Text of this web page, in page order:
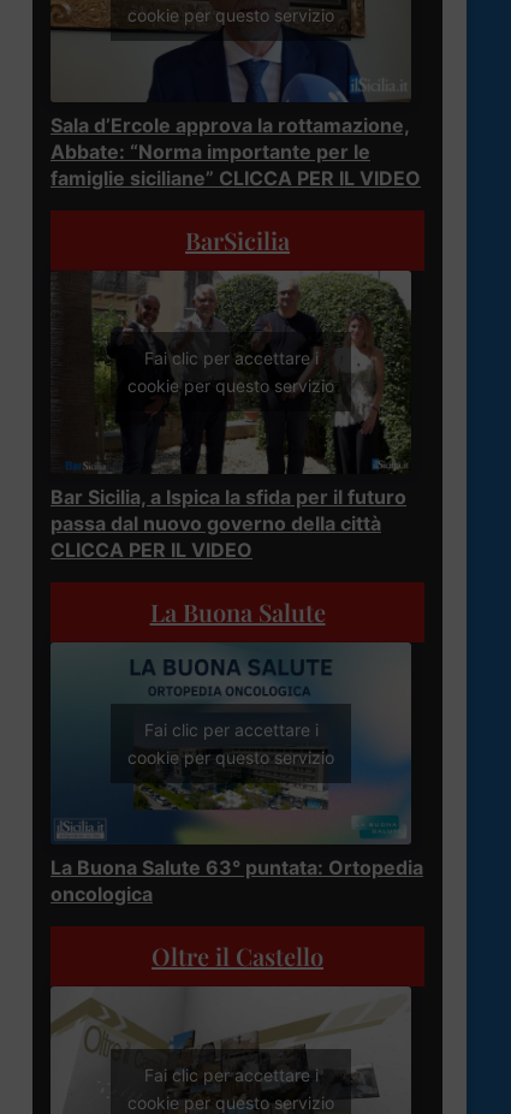
cookie per questo servizio
Sala d’Ercole approva la rottamazione,
Abbate: “Norma importante per le
famiglie siciliane” CLICCA PER IL VIDEO
BarSicilia
Fai clic per accettare i
cookie per questo servizio
Bar Sicilia, a Ispica la sfida per il futuro
passa dal nuovo governo della città
CLICCA PER IL VIDEO
La Buona Salute
Fai clic per accettare i
cookie per questo servizio
La Buona Salute 63° puntata: Ortopedia
oncologica
Oltre il Castello
Fai clic per accettare i
cookie per questo servizio